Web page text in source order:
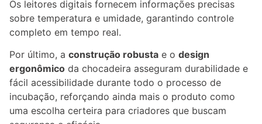
Os leitores digitais fornecem informações precisas
sobre temperatura e umidade, garantindo controle
completo em tempo real.
Por último, a construção robusta e o design
ergonômico da chocadeira asseguram durabilidade e
fácil acessibilidade durante todo o processo de
incubação, reforçando ainda mais o produto como
uma escolha certeira para criadores que buscam